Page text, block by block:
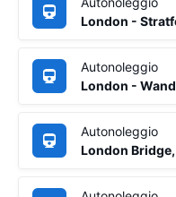
London -
Autonoleggio
London -
Autonoleggio
London